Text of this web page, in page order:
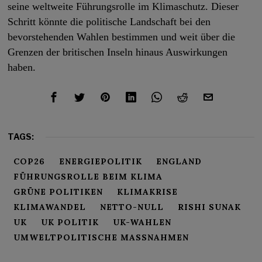
seine weltweite Führungsrolle im Klimaschutz. Dieser
Schritt könnte die politische Landschaft bei den
bevorstehenden Wahlen bestimmen und weit über die
Grenzen der britischen Inseln hinaus Auswirkungen
haben.
TAGS:
COP26 ENERGIEPOLITIK
ENGLAND
FÜHRUNGSROLLE BEIM KLIMA
GRÜNE POLITIKEN
KLIMAKRISE
KLIMAWANDEL
NETTO-NULL
RISHI SUNAK
UK
UK POLITIK
UK-WAHLEN
UMWELTPOLITISCHE MASSNAHMEN